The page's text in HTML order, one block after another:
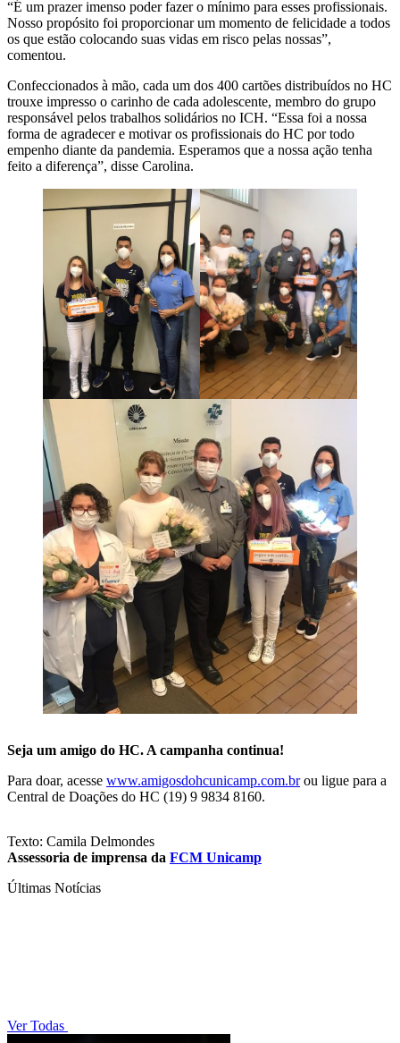
“É um prazer imenso poder fazer o mínimo para esses profissionais.
Nosso propósito foi proporcionar um momento de felicidade a todos
os que estão colocando suas vidas em risco pelas nossas”,
comentou.
Confeccionados à mão, cada um dos 400 cartões distribuídos no HC
trouxe impresso o carinho de cada adolescente, membro do grupo
responsável pelos trabalhos solidários no ICH. “Essa foi a nossa
forma de agradecer e motivar os profissionais do HC por todo
empenho diante da pandemia. Esperamos que a nossa ação tenha
feito a diferença”, disse Carolina.
Seja um amigo do HC. A campanha continua!
Para doar, acesse www.amigosdohcunicamp.com.brou ligue para a
Central de Doações do HC (19) 9 9834 8160.
Texto: Camila Delmondes
Assessoria de imprensa da FCM Unicamp
Últimas Notícias
Ver Todas